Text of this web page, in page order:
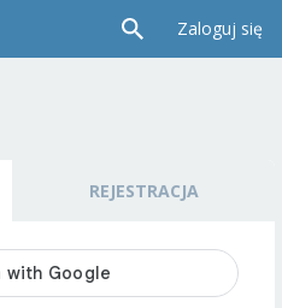
Zaloguj się
REJESTRACJA